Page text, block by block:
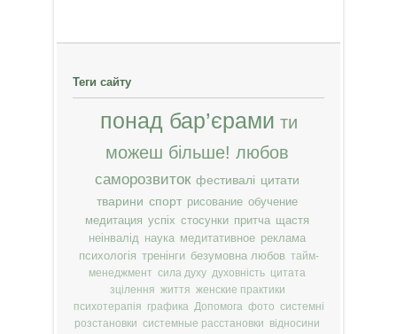
Теги сайту
понад бар’єрами ти
можеш більше! любов
саморозвиток фестивалі цитати
тварини спорт рисование обучение
медитация успіх стосунки притча щастя
неінвалід наука медитативное реклама
психологія тренінги безумовна любов тайм-
менеджмент сила духу духовність цитата
зцілення життя женские практики
психотерапія графика Допомога фото системні
розстановки системные расстановки відносини